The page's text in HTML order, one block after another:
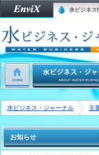
水ビジネス
水ビジネス・ジャーナル 主
お知らせ